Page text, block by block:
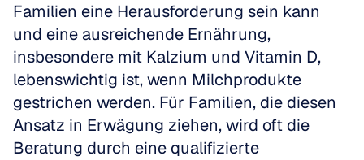
Familien eine Herausforderung sein kann
und eine ausreichende Ernährung,
insbesondere mit Kalzium und Vitamin D,
lebenswichtig ist, wenn Milchprodukte
gestrichen werden. Für Familien, die diesen
Ansatz in Erwägung ziehen, wird oft die
Beratung durch eine qualifizierte